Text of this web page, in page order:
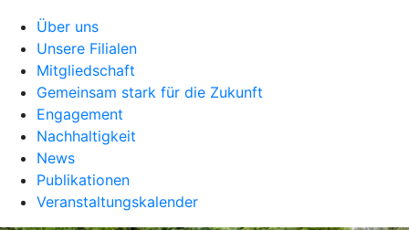
Über uns
Unsere Filialen
Mitgliedschaft
Gemeinsam stark für die Zukunft
Engagement
Nachhaltigkeit
News
Publikationen
Veranstaltungskalender